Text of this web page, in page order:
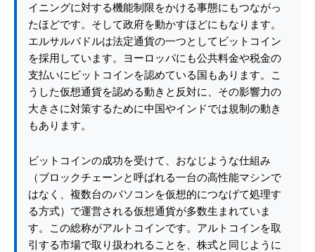
イニングに対する機能制限をかける事態にもつながっ
たほどです。そして政府を動かすほどにもなります。
エルサルバドルは法定通貨の一つとしてビットコイン
を採用しています。ヨーロッパにも公共料金や税金の
支払いにビットコインを認めている国もあります。こ
うした仮想通貨を認める動きと反対に、その影響力の
大きさに対策するために中国やインドでは規制の動き
もあります。
ビットコインの成功を受けて、おなじような仕組み
（ブロックチェーンと呼ばれる一台の高性能マシンで
はなく、複数台のパソコンを仮想的につなげて処理す
る方式）で運営される仮想通貨が多数生まれていま
す。この総称がアルトコインです。アルトコインを取
引する市場で取り扱われることを、株式と同じように